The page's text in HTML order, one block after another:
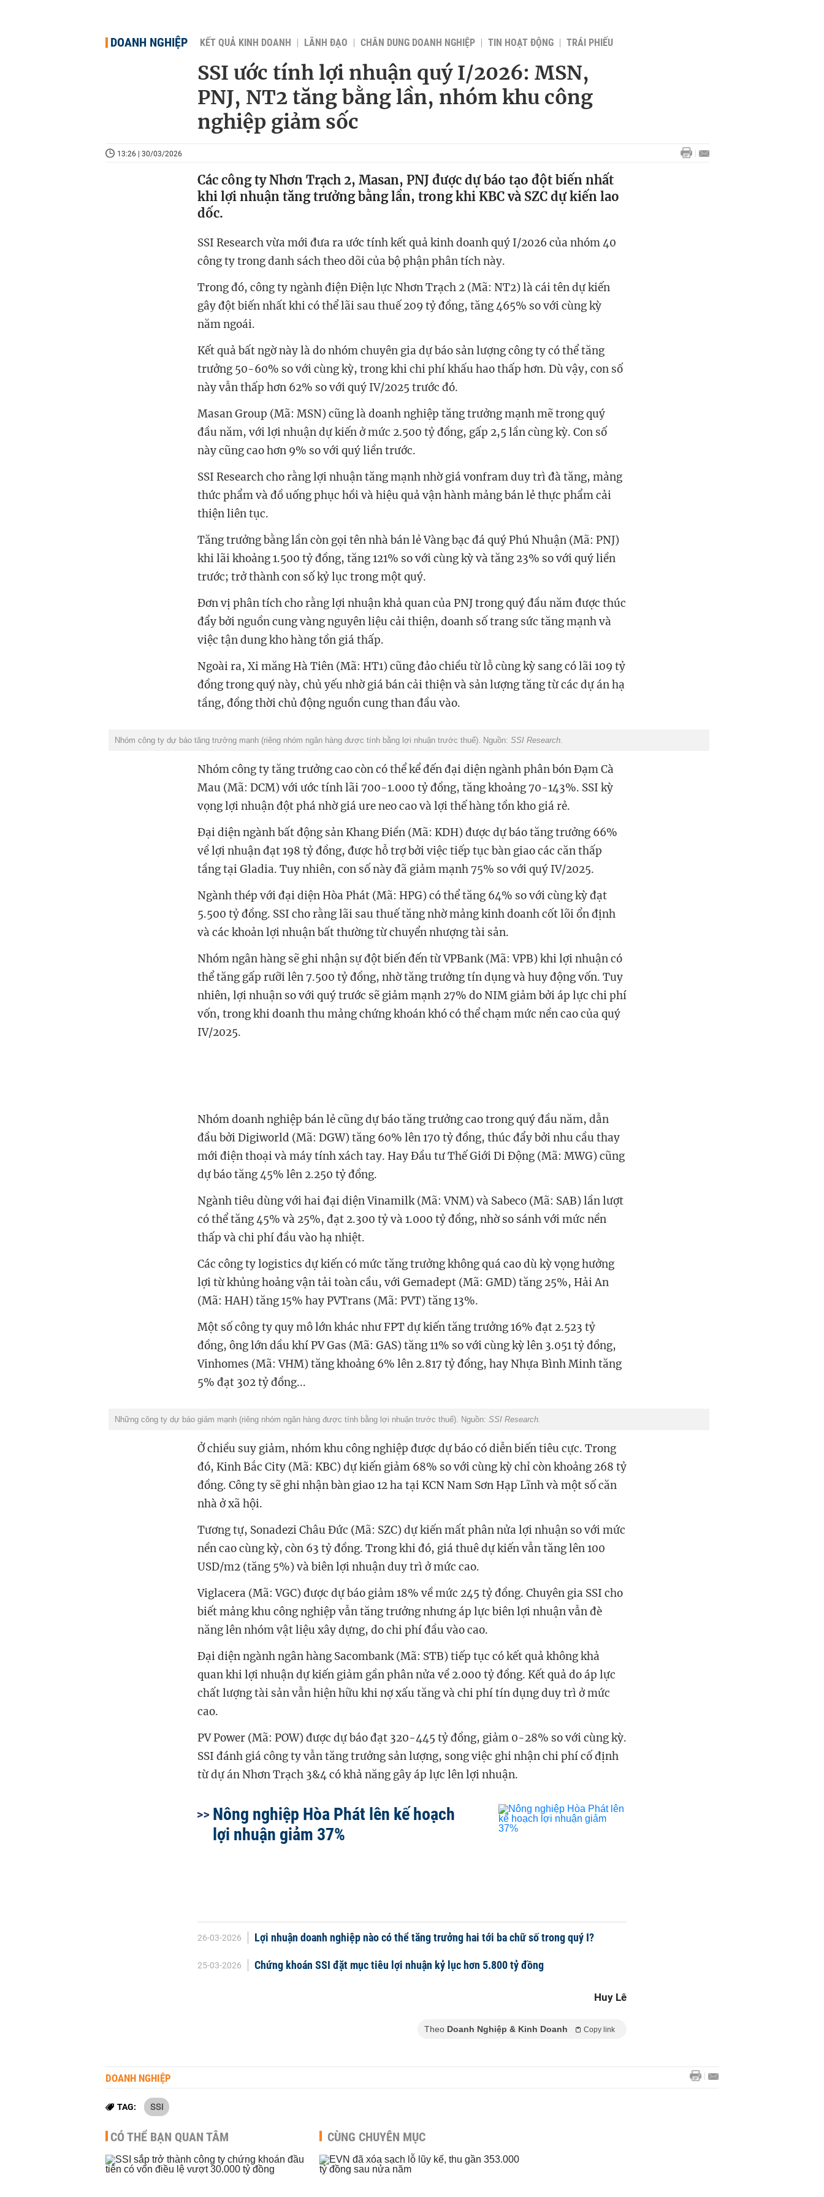
DOANH NGHIỆP KẾT QUẢ KINH DOANH LÃNH ĐẠO CHÂN DUNG DOANH NGHIỆP TIN HOẠT ĐỘNG TRÁI PHIẾU
SSI ước tính lợi nhuận quý I/2026: MSN,
PNJ, NT2 tăng bằng lần, nhóm khu công
nghiệp giảm sốc
13:26 | 30/03/2026
Các công ty Nhơn Trạch 2, Masan, PNJ được dự báo tạo đột biến nhất
khi lợi nhuận tăng trưởng bằng lần, trong khi KBC và SZC dự kiến lao
dốc.
SSI Research vừa mới đưa ra ước tính kết quả kinh doanh quý I/2026 của nhóm 40
công ty trong danh sách theo dõi của bộ phận phân tích này.
Trong đó, công ty ngành điện Điện lực Nhơn Trạch 2 (Mã: NT2) là cái tên dự kiến
gây đột biến nhất khi có thể lãi sau thuế 209 tỷ đồng, tăng 465% so với cùng kỳ
năm ngoái.
Kết quả bất ngờ này là do nhóm chuyên gia dự báo sản lượng công ty có thể tăng
trưởng 50-60% so với cùng kỳ, trong khi chi phí khấu hao thấp hơn. Dù vậy, con số
này vẫn thấp hơn 62% so với quý IV/2025 trước đó.
Masan Group (Mã: MSN) cũng là doanh nghiệp tăng trưởng mạnh mẽ trong quý
đầu năm, với lợi nhuận dự kiến ở mức 2.500 tỷ đồng, gấp 2,5 lần cùng kỳ. Con số
này cũng cao hơn 9% so với quý liền trước.
SSI Research cho rằng lợi nhuận tăng mạnh nhờ giá vonfram duy trì đà tăng, mảng
thức phẩm và đồ uống phục hồi và hiệu quả vận hành mảng bán lẻ thực phẩm cải
thiện liên tục.
Tăng trưởng bằng lần còn gọi tên nhà bán lẻ Vàng bạc đá quý Phú Nhuận (Mã: PNJ)
khi lãi khoảng 1.500 tỷ đồng, tăng 121% so với cùng kỳ và tăng 23% so với quý liền
trước; trở thành con số kỷ lục trong một quý.
Đơn vị phân tích cho rằng lợi nhuận khả quan của PNJ trong quý đầu năm được thúc
đẩy bởi nguồn cung vàng nguyên liệu cải thiện, doanh số trang sức tăng mạnh và
việc tận dung kho hàng tồn giá thấp.
Ngoài ra, Xi măng Hà Tiên (Mã: HT1) cũng đảo chiều từ lỗ cùng kỳ sang có lãi 109 tỷ
đồng trong quý này, chủ yếu nhờ giá bán cải thiện và sản lượng tăng từ các dự án hạ
tầng, đồng thời chủ động nguồn cung than đầu vào.
Nhóm công ty dự báo tăng trưởng mạnh (riêng nhóm ngân hàng được tính bằng lợi nhuận trước thuế). Nguồn: SSI Research.
Nhóm công ty tăng trưởng cao còn có thể kể đến đại diện ngành phân bón Đạm Cà
Mau (Mã: DCM) với ước tính lãi 700-1.000 tỷ đồng, tăng khoảng 70-143%. SSI kỳ
vọng lợi nhuận đột phá nhờ giá ure neo cao và lợi thế hàng tồn kho giá rẻ.
Đại diện ngành bất động sản Khang Điền (Mã: KDH) được dự báo tăng trưởng 66%
về lợi nhuận đạt 198 tỷ đồng, được hỗ trợ bởi việc tiếp tục bàn giao các căn thấp
tầng tại Gladia. Tuy nhiên, con số này đã giảm mạnh 75% so với quý IV/2025.
Ngành thép với đại diện Hòa Phát (Mã: HPG) có thể tăng 64% so với cùng kỳ đạt
5.500 tỷ đồng. SSI cho rằng lãi sau thuế tăng nhờ mảng kinh doanh cốt lõi ổn định
và các khoản lợi nhuận bất thường từ chuyển nhượng tài sản.
Nhóm ngân hàng sẽ ghi nhận sự đột biến đến từ VPBank (Mã: VPB) khi lợi nhuận có
thể tăng gấp rưỡi lên 7.500 tỷ đồng, nhờ tăng trưởng tín dụng và huy động vốn. Tuy
nhiên, lợi nhuận so với quý trước sẽ giảm mạnh 27% do NIM giảm bởi áp lực chi phí
vốn, trong khi doanh thu mảng chứng khoán khó có thể chạm mức nền cao của quý
IV/2025.
Nhóm doanh nghiệp bán lẻ cũng dự báo tăng trưởng cao trong quý đầu năm, dẫn
đầu bởi Digiworld (Mã: DGW) tăng 60% lên 170 tỷ đồng, thúc đẩy bởi nhu cầu thay
mới điện thoại và máy tính xách tay. Hay Đầu tư Thế Giới Di Động (Mã: MWG) cũng
dự báo tăng 45% lên 2.250 tỷ đồng.
Ngành tiêu dùng với hai đại diện Vinamilk (Mã: VNM) và Sabeco (Mã: SAB) lần lượt
có thể tăng 45% và 25%, đạt 2.300 tỷ và 1.000 tỷ đồng, nhờ so sánh với mức nền
thấp và chi phí đầu vào hạ nhiệt.
Các công ty logistics dự kiến có mức tăng trưởng không quá cao dù kỳ vọng hưởng
lợi từ khủng hoảng vận tải toàn cầu, với Gemadept (Mã: GMD) tăng 25%, Hải An
(Mã: HAH) tăng 15% hay PVTrans (Mã: PVT) tăng 13%.
Một số công ty quy mô lớn khác như FPT dự kiến tăng trưởng 16% đạt 2.523 tỷ
đồng, ông lớn dầu khí PV Gas (Mã: GAS) tăng 11% so với cùng kỳ lên 3.051 tỷ đồng,
Vinhomes (Mã: VHM) tăng khoảng 6% lên 2.817 tỷ đồng, hay Nhựa Bình Minh tăng
5% đạt 302 tỷ đồng...
Những công ty dự báo giảm mạnh (riêng nhóm ngân hàng được tính bằng lợi nhuận trước thuế). Nguồn: SSI Research.
Ở chiều suy giảm, nhóm khu công nghiệp được dự báo có diễn biến tiêu cực. Trong
đó, Kinh Bắc City (Mã: KBC) dự kiến giảm 68% so với cùng kỳ chỉ còn khoảng 268 tỷ
đồng. Công ty sẽ ghi nhận bàn giao 12 ha tại KCN Nam Sơn Hạp Lĩnh và một số căn
nhà ở xã hội.
Tương tự, Sonadezi Châu Đức (Mã: SZC) dự kiến mất phân nửa lợi nhuận so với mức
nền cao cùng kỳ, còn 63 tỷ đồng. Trong khi đó, giá thuê dự kiến vẫn tăng lên 100
USD/m2 (tăng 5%) và biên lợi nhuận duy trì ở mức cao.
Viglacera (Mã: VGC) được dự báo giảm 18% về mức 245 tỷ đồng. Chuyên gia SSI cho
biết mảng khu công nghiệp vẫn tăng trưởng nhưng áp lực biên lợi nhuận vẫn đè
năng lên nhóm vật liệu xây dựng, do chi phí đầu vào cao.
Đại diện ngành ngân hàng Sacombank (Mã: STB) tiếp tục có kết quả không khả
quan khi lợi nhuận dự kiến giảm gần phân nửa về 2.000 tỷ đồng. Kết quả do áp lực
chất lượng tài sản vẫn hiện hữu khi nợ xấu tăng và chi phí tín dụng duy trì ở mức
cao.
PV Power (Mã: POW) được dự báo đạt 320-445 tỷ đồng, giảm 0-28% so với cùng kỳ.
SSI đánh giá công ty vẫn tăng trưởng sản lượng, song việc ghi nhận chi phí cố định
từ dự án Nhơn Trạch 3&4 có khả năng gây áp lực lên lợi nhuận.
Nông nghiệp Hòa Phát lên kế hoạch
lợi nhuận giảm 37%
26-03-2026 Lợi nhuận doanh nghiệp nào có thể tăng trưởng hai tới ba chữ số trong quý I?
25-03-2026 Chứng khoán SSI đặt mục tiêu lợi nhuận kỷ lục hơn 5.800 tỷ đồng
Huy Lê
Theo Doanh Nghiệp & Kinh Doanh Copy link
DOANH NGHIỆP
TAG: SSI
CÓ THỂ BẠN QUAN TÂM CÙNG CHUYÊN MỤC